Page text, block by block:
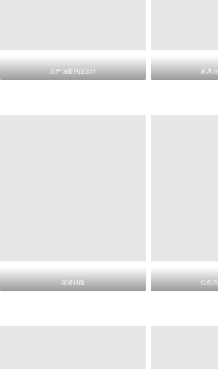
房产画册封面设计 家具
菜谱封面 红色